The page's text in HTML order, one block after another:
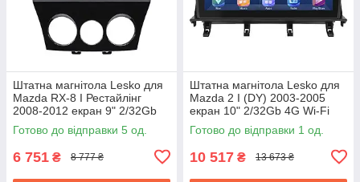
Штатна магнітола Lesko для
Mazda RX-8 I Рестайлінг
2008-2012 екран 9" 2/32Gb
Wi-Fi GPS Base Мазда
Готово до відправки 5 од.
6 751 ₴ 8 777 ₴
Штатна магнітола Lesko для
Mazda 2 I (DY) 2003-2005
екран 10" 2/32Gb 4G Wi-Fi
GPS Top Мазда
Готово до відправки 1 од.
10 517 ₴ 13 673 ₴